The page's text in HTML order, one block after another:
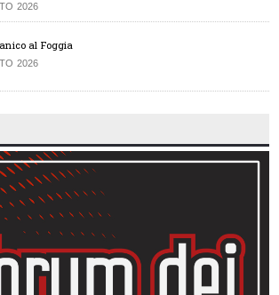
2026
al Foggia
2026